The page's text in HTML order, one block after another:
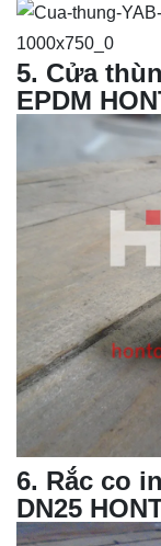
5. Cửa
EPDM
6. Rắc co
DN25